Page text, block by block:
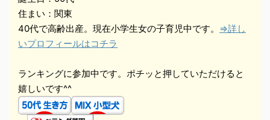
住まい：関東
40代で高齢出産。現在小学生女の子育児中です。 ⇒詳し
いプロフィールはコチラ
ランキングに参加中です。ポチッと押していただけると
嬉しいです^^